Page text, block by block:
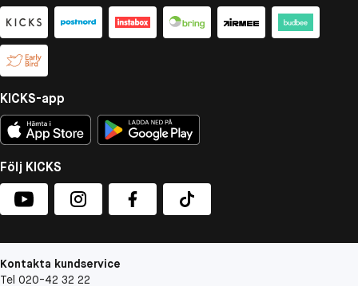
KICKS-app
Följ KICKS
Kontakta kundservice
Tel 020-42 32 22